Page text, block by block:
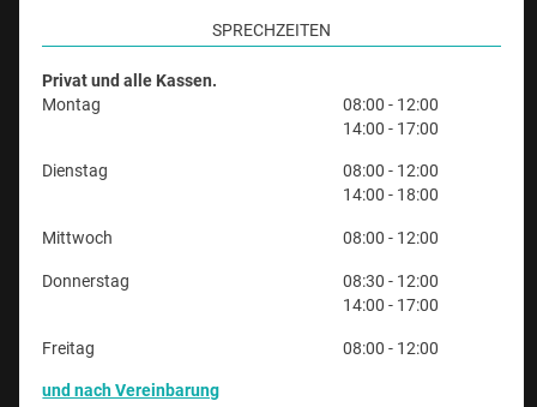
SPRECHZEITEN
Privat und alle Kassen.
Montag
08:00 - 12:00
14:00 - 17:00
Dienstag
08:00 - 12:00
14:00 - 18:00
Mittwoch 08:00 - 12:00
Donnerstag
08:30 - 12:00
14:00 - 17:00
Freitag 08:00 - 12:00
und nach Vereinbarung